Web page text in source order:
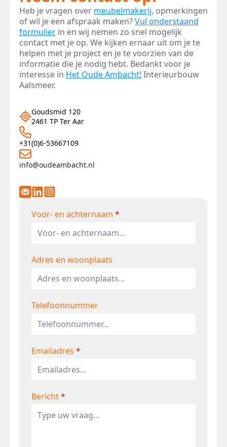
Heb je vragen over meubelmakerij, opmerkingen
of wil je een afspraak maken?Vul onderstaand
formulier in en wij nemen zo snel mogelijk
contact met je op. We kijken ernaar uit om je te
helpen met je project en je te voorzien van de
informatie die je nodig hebt. Bedankt voor je
interesse in Het Oude Ambacht! Interieurbouw
Aalsmeer.
Goudsmid 120
2461 TP Ter Aar
+31(0)6-53667109
info@oudeambacht.nl
Voor- en achternaam *
Adres en woonplaats
Telefoonnummer
Emailadres *
Bericht*